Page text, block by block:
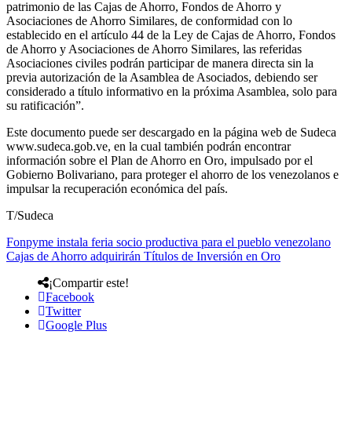
patrimonio de las Cajas de Ahorro, Fondos de Ahorro y
Asociaciones de Ahorro Similares, de conformidad con lo
establecido en el artículo 44 de la Ley de Cajas de Ahorro, Fondos
de Ahorro y Asociaciones de Ahorro Similares, las referidas
Asociaciones civiles podrán participar de manera directa sin la
previa autorización de la Asamblea de Asociados, debiendo ser
considerado a título informativo en la próxima Asamblea, solo para
su ratificación”.
Este documento puede ser descargado en la página web de Sudeca
www.sudeca.gob.ve, en la cual también podrán encontrar
información sobre el Plan de Ahorro en Oro, impulsado por el
Gobierno Bolivariano, para proteger el ahorro de los venezolanos e
impulsar la recuperación económica del país.
T/Sudeca
Fonpyme instala feria socio productiva para el pueblo venezolano
Cajas de Ahorro adquirirán Títulos de Inversión en Oro
¡Compartir este!
Facebook
Twitter
Google Plus